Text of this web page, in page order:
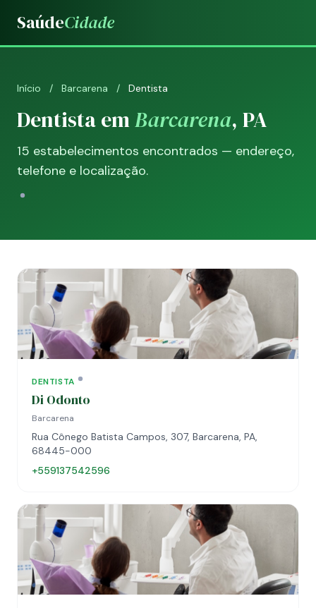
SaúdeCidade
Início / Barcarena / Dentista
Dentista emBarcarena, PA
15 estabelecimentos encontrados — endereço,
telefone e localização.
DENTISTA
Di Odonto
Barcarena
Rua Cônego Batista Campos, 307, Barcarena, PA,
68445-000
+559137542596